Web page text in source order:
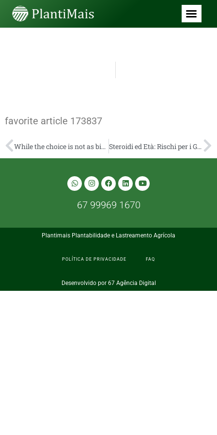
SEM CATEGORIA
favorite article 173837
While the choice is not as big once the position products, the grade of for every games is continually highest Steroidi ed Età: Rischi per i Giovani
67 99969 1670
Plantimais Plantabilidade e Lastreamento Agrícola
POLÍTICA DE PRIVACIDADE FAQ
Desenvolvido por 67 Agência Digital